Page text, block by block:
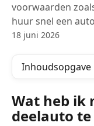
voorwaarden
huur snel een
18 juni 2026
Inhoudsopgave
Wat heb ik
deelauto